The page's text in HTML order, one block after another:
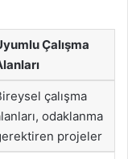
Çalışma
çalışma
odaklanma
projeler